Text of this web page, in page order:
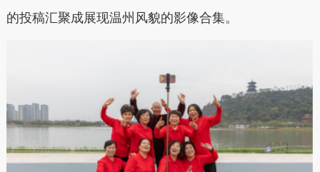
的投稿汇聚成展现温州风貌的影像合集。